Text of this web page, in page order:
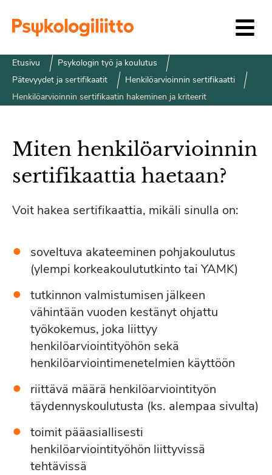
Etusivu
Psykologin työ ja koulutus
Pätevyydet ja sertifikaatit
Henkilöarvioinnin sertifikaatti
Henkilöarvioinnin sertifikaatin hakeminen ja kriteerit
Miten henkilöarvioinnin
sertifikaattia haetaan?
Voit hakea sertifikaattia, mikäli sinulla on:
soveltuva akateeminen pohjakoulutus
(ylempi korkeakoulututkinto tai YAMK)
tutkinnon valmistumisen jälkeen
vähintään vuoden kestänyt ohjattu
työkokemus, joka liittyy
henkilöarviointityöhön sekä
henkilöarviointimenetelmien käyttöön
riittävä määrä henkilöarviointityön
täydennyskoulutusta (ks. alempaa sivulta)
toimit pääasiallisesti
henkilöarviointityöhön liittyvissä
tehtävissä